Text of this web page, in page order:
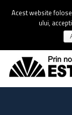
Acest website
ului,